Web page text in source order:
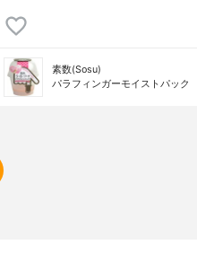
素数(Sosu)
パラフィンガーモイストパック